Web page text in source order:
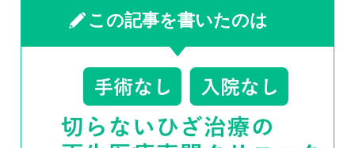
この記事を書いたのは